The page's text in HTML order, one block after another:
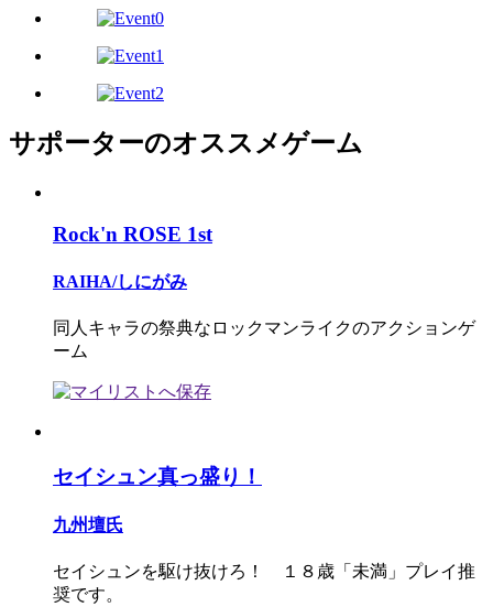
サポーターのオススメゲーム
Rock'n ROSE 1st
RAIHA/しにがみ
同人キャラの祭典なロックマンライクのアクションゲ
ーム
セイシュン真っ盛り！
九州壇氏
セイシュンを駆け抜けろ！ １８歳「未満」プレイ推
奨です。